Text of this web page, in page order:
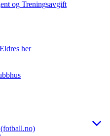
og Treningsavgift
her